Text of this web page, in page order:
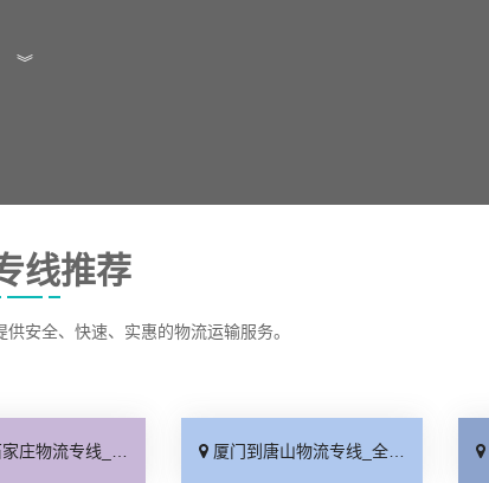
︾
线推荐
安全、快速、实惠的物流运输服务。
线_准时准点「多少公里」 厦门到唐山物流专线_全境派送「收费介绍」